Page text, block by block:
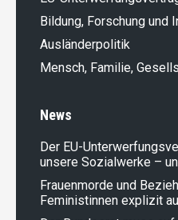
Bildung, Forschung und
Ausländer­politik
Mensch, Familie,
News
Der EU-
unsere Sozialwerke –
Frauenmorde und
Feministinnen explizit